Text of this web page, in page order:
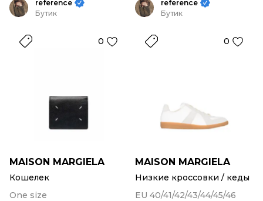
reference
Бутик
0
MAISON MARGIELA
Кошелек
One size
reference
Бутик
0
MAISON MARGIELA
Низкие кроссовки / кеды
EU 40/41/42/43/44/45/46